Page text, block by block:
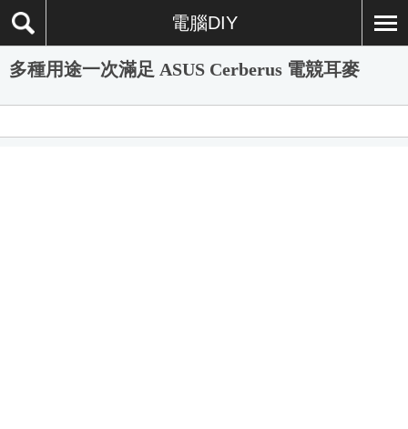
電腦DIY
多種用途一次滿足 ASUS Cerberus 電競耳麥